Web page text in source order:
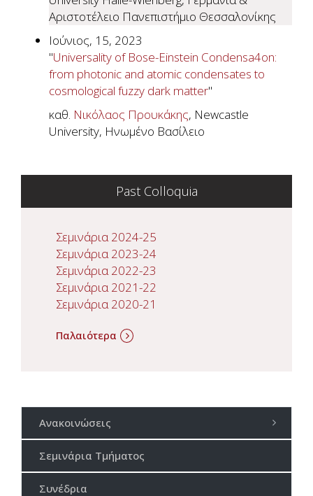
Αριστοτέλειο Πανεπιστήμιο Θεσσαλονίκης
Ιούνιος, 15, 2023
"Universality of Bose-Einstein Condensa4on:
from photonic and atomic condensates to
cosmological fuzzy dark matter"
καθ. Νικόλαος Προυκάκης, Newcastle
University, Ηνωμένο Βασίλειο
Past Colloquia
Σεμινάρια 2024-25
Σεμινάρια 2023-24
Σεμινάρια 2022-23
Σεμινάρια 2021-22
Σεμινάρια 2020-21
Παλαιότερα
Ανακοινώσεις
Σεμινάρια Τμήματος
Συνέδρια